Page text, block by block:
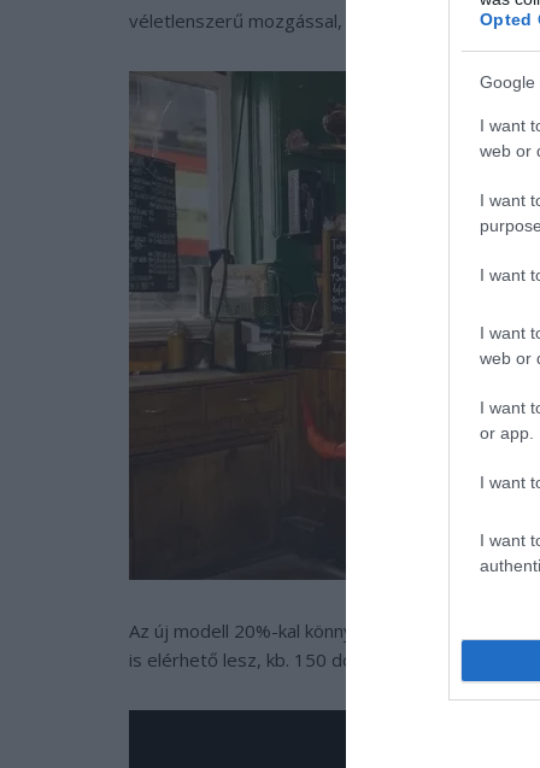
Opted
Google
I want
web or
I want
I want
I want
web or
I want
or app.
I want
I want
véletlenszerű mozgással, mint egy igazi farok.
Az új modell 20%-kal könnyebb is lett, mint az
is elérhető lesz, kb. 150 dollárért (kb. 40 ezer Ft).